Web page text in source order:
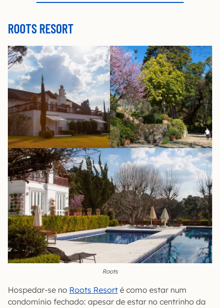
ROOTS RESORT
Roots
Hospedar-se no Roots Resort é como estar num
condomínio fechado: apesar de estar no centrinho da